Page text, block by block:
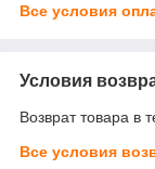
Все условия
Условия
Возврат товара в
Все условия